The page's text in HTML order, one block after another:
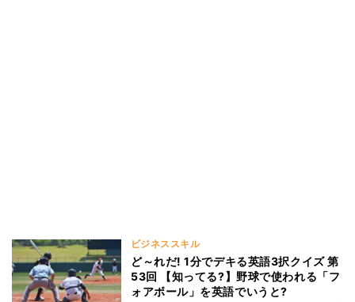
ビジネススキル
ど～れだ! 1分でデキる英語3択クイズ 第
53回 【知ってる?】野球で使われる「フ
ォアボール」を英語でいうと?